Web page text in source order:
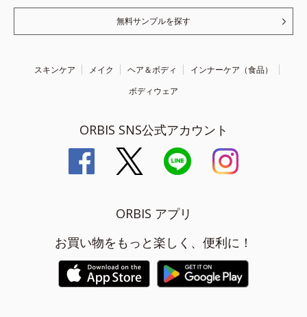
無料サンプルを探す
スキンケア メイク ヘア＆ボディ
インナーケア（食品）
ボディウェア
ORBIS SNS公式アカウント
ORBIS アプリ
お買い物をもっと楽しく、便利に！